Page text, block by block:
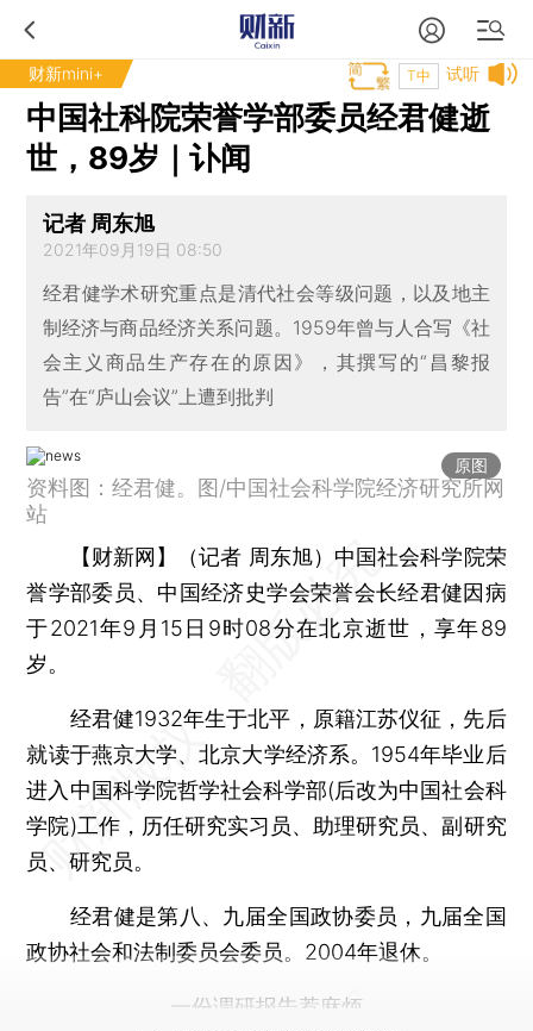
财新mini+ 试听
T中
中国社科院荣誉学部委员经君健逝
世，89岁｜讣闻
记者 周东旭
2021年09月19日 08:50
经君健学术研究重点是清代社会等级问题，以及地主
制经济与商品经济关系问题。1959年曾与人合写《社
会主义商品生产存在的原因》，其撰写的“昌黎报
告”在“庐山会议”上遭到批判
原图
资料图：经君健。图/中国社会科学院经济研究所网
站
【财新网】（记者 周东旭） 中国社会科学院荣
誉学部委员、中国经济史学会荣誉会长经君健因病
于2021年9月15日9时08分在北京逝世，享年89
岁。
经君健1932年生于北平，原籍江苏仪征，先后
就读于燕京大学、北京大学经济系。1954年毕业后
进入中国科学院哲学社会科学部(后改为中国社会科
学院)工作，历任研究实习员、助理研究员、副研究
员、研究员。
经君健是第八、九届全国政协委员，九届全国
政协社会和法制委员会委员。2004年退休。
一份调研报告惹麻烦